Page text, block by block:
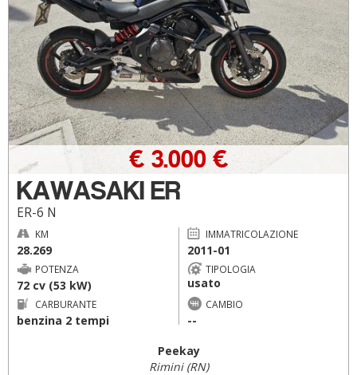
KAWASAKI ER
ER-6 N
€ 3.000 €
KM
28.269
IMMATRICOLAZIONE
2011-01
POTENZA
72 cv (53 kW)
TIPOLOGIA
usato
CARBURANTE
benzina 2 tempi
CAMBIO
--
Peekay
Rimini (RN)